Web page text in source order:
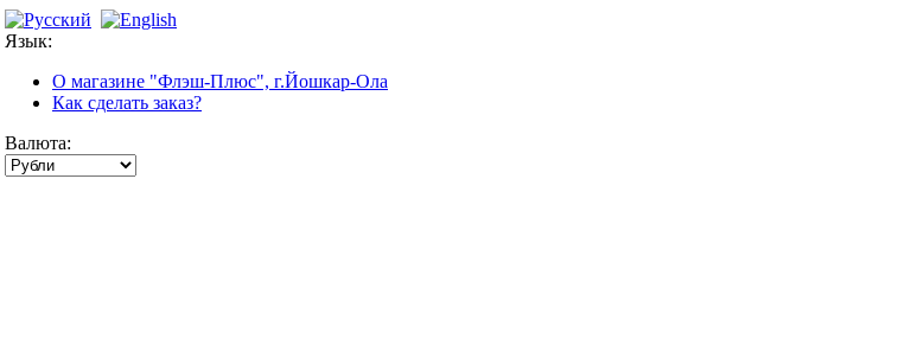
Язык:
О магазине "Флэш-Плюс", г.Йошкар-Ола
Как сделать заказ?
Валюта: